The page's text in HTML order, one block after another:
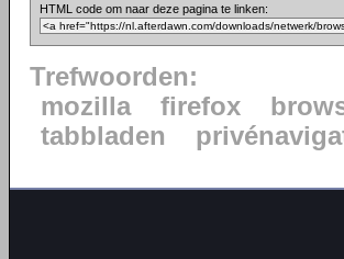
HTML code om naar deze pagina te linken:
Trefwoorden:
mozilla
firefox
tabbladen